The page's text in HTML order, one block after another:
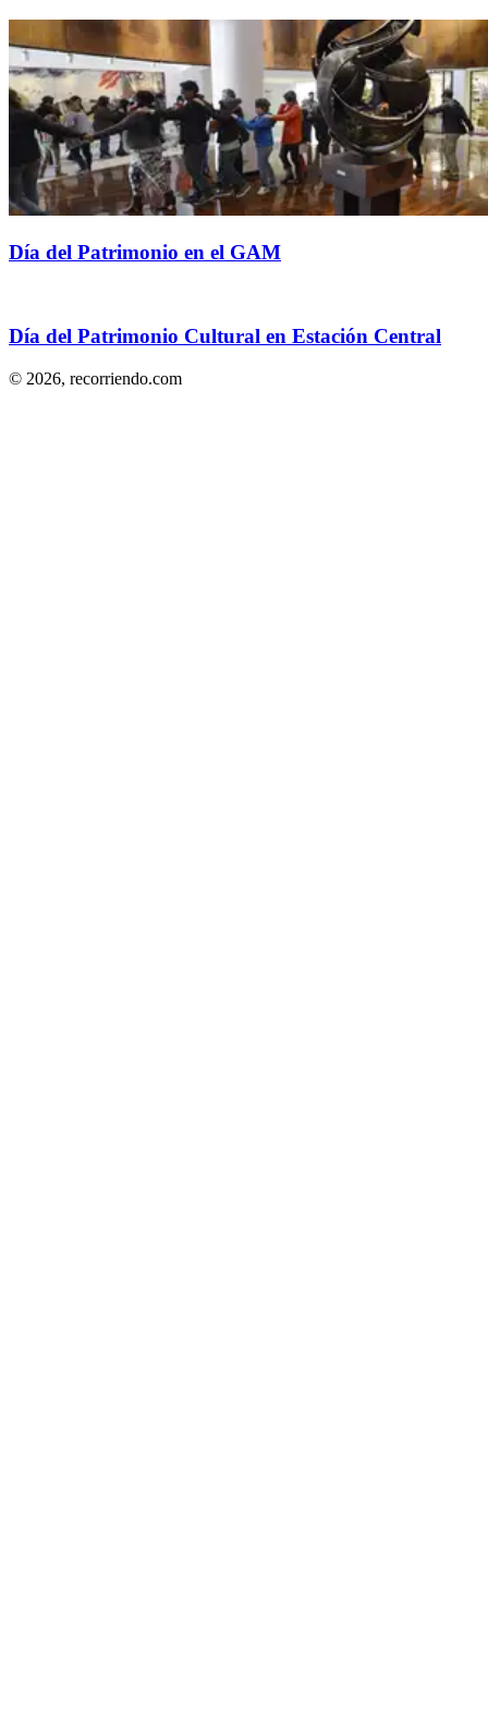
Día del Patrimonio en el GAM
Día del Patrimonio Cultural en Estación Central
© 2026, recorriendo.com